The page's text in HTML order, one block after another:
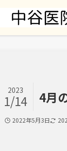
4月
2023
1/14
2022年5月3日